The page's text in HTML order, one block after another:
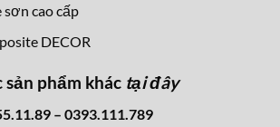
cao cấp
DECOR
sản phẩm khác tại đây
– 0393.111.789